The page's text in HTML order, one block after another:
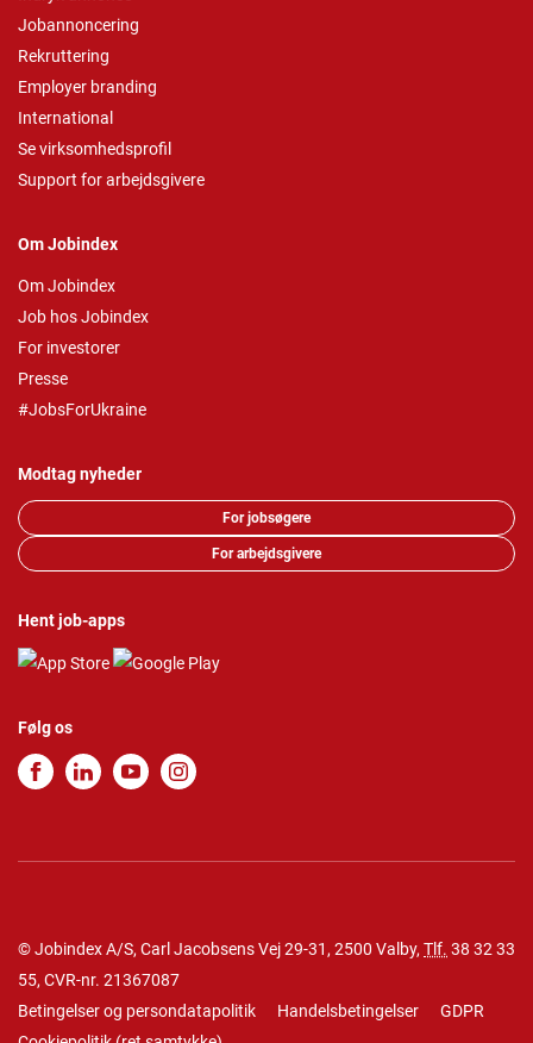
Jobannoncering
Rekruttering
Employer branding
International
Se virksomhedsprofil
Support for arbejdsgivere
Om Jobindex
Om Jobindex
Job hos Jobindex
For investorer
Presse
#JobsForUkraine
Modtag nyheder
For jobsøgere
For arbejdsgivere
Hent job-apps
Følg os
© Jobindex A/S, Carl Jacobsens Vej 29-31, 2500 Valby, Tlf. 38 32 33
55, CVR-nr. 21367087
Betingelser og persondatapolitik
Handelsbetingelser
GDPR